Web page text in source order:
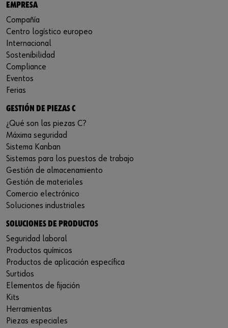
EMPRESA
Compañía
Centro logístico europeo
Internacional
Sostenibilidad
Compliance
Eventos
Ferias
GESTIÓN DE PIEZAS C
¿Qué son las piezas C?
Máxima seguridad
Sistema Kanban
Sistemas para los puestos de trabajo
Gestión de almacenamiento
Gestión de materiales
Comercio electrónico
Soluciones industriales
SOLUCIONES DE PRODUCTOS
Seguridad laboral
Productos químicos
Productos de aplicación específica
Surtidos
Elementos de fijación
Kits
Herramientas
Piezas especiales